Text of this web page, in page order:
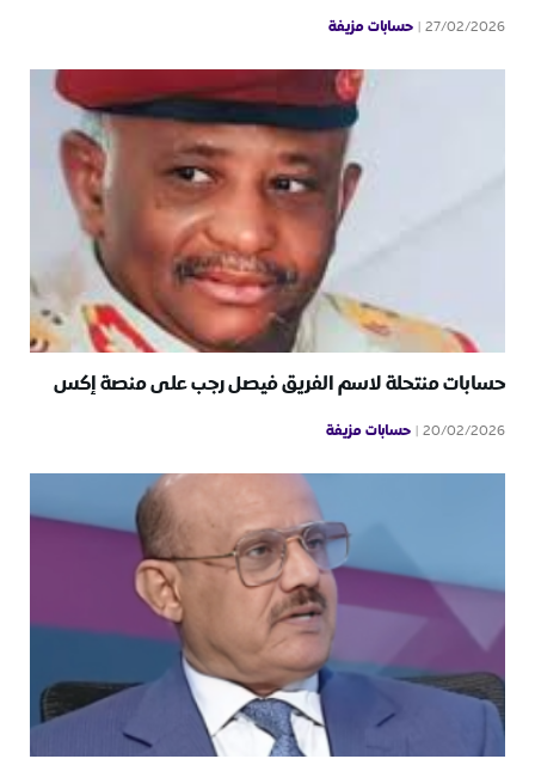
27/02/2026 حسابات مزيفة
حسابات منتحلة لاسم الفريق فيصل رجب على منصة إكس
20/02/2026 حسابات مزيفة